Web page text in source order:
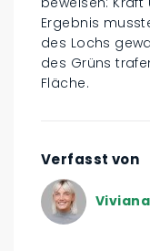
Ergebnis
des Lochs
des Grüns
Fläche.
Verfasst von